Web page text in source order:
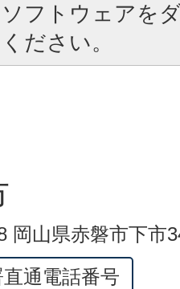
フトウェアを
ださい。
岡山県赤磐市下市
通電話番号